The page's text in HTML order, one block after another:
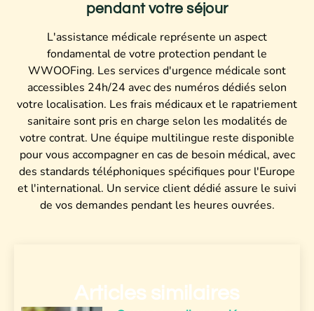
pendant votre séjour
L'assistance médicale représente un aspect
fondamental de votre protection pendant le
WWOOFing. Les services d'urgence médicale sont
accessibles 24h/24 avec des numéros dédiés selon
votre localisation. Les frais médicaux et le rapatriement
sanitaire sont pris en charge selon les modalités de
votre contrat. Une équipe multilingue reste disponible
pour vous accompagner en cas de besoin médical, avec
des standards téléphoniques spécifiques pour l'Europe
et l'international. Un service client dédié assure le suivi
de vos demandes pendant les heures ouvrées.
Articles similaires